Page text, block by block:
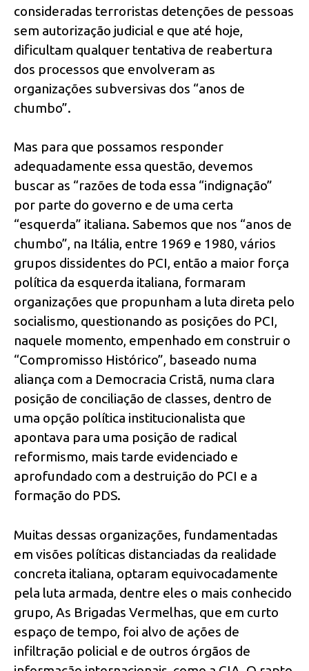
consideradas terroristas detenções de pessoas
sem autorização judicial e que até hoje,
dificultam qualquer tentativa de reabertura
dos processos que envolveram as
organizações subversivas dos “anos de
chumbo”.
Mas para que possamos responder
adequadamente essa questão, devemos
buscar as “razões de toda essa “indignação”
por parte do governo e de uma certa
“esquerda” italiana. Sabemos que nos “anos de
chumbo”, na Itália, entre 1969 e 1980, vários
grupos dissidentes do PCI, então a maior força
política da esquerda italiana, formaram
organizações que propunham a luta direta pelo
socialismo, questionando as posições do PCI,
naquele momento, empenhado em construir o
“Compromisso Histórico”, baseado numa
aliança com a Democracia Cristã, numa clara
posição de conciliação de classes, dentro de
uma opção política institucionalista que
apontava para uma posição de radical
reformismo, mais tarde evidenciado e
aprofundado com a destruição do PCI e a
formação do PDS.
Muitas dessas organizações, fundamentadas
em visões políticas distanciadas da realidade
concreta italiana, optaram equivocadamente
pela luta armada, dentre eles o mais conhecido
grupo, As Brigadas Vermelhas, que em curto
espaço de tempo, foi alvo de ações de
infiltração policial e de outros órgãos de